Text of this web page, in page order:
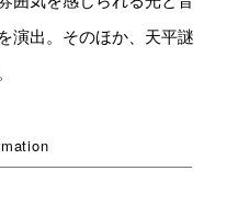
演出。そのほか、天平謎